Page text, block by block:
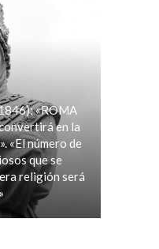
«ROMA
en la
«El número de
que se
religión será